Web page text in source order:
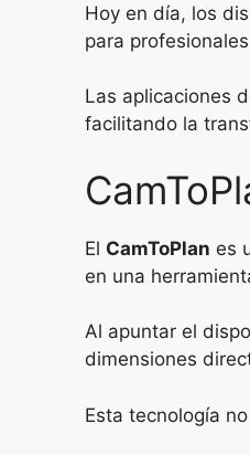
Hoy en día, los
para
Las aplicaciones
facilitando la
El CamToPlan es
en una
Al apuntar el
dimensiones
Esta tecnología